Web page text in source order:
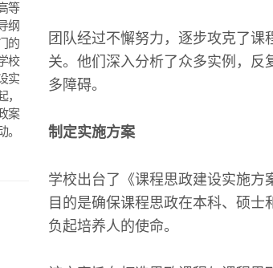
等
纲
的
校
实
案
团队经过不懈努力，逐步攻克了
关。他们深入分析了众多实例，反
多障碍。
制定实施方案
学校出台了《课程思政建设实施方
目的是确保课程思政在本科、硕
负起培养人的使命。